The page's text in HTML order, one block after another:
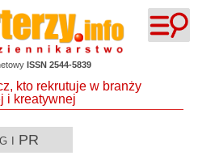
ISSN 2544-5839
i PR